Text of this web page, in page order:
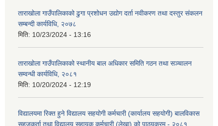
ताराखोला गाउँपालिकाको ढुगा प्रशोधन उद्योग दर्ता नवीकरण तथा दस्तुर संकलन
सम्बन्दी कार्यविधि, २०७८
मिति: 10/23/2024 - 13:16
ताराखोला गाउँपालिकाको स्थानीय बाल अधिकार समिति गठन तथा सञ्चालन
सम्वन्धी कार्यविधि, २०८१
मिति: 10/20/2024 - 12:19
विद्यालयमा रिक्त हुने विद्यालय सहयोगी कर्मचारी (कार्यालय सहयोगी) बालविकास
सहजकर्ता तथा विद्यालय सहायक कर्मचारी (लेखा) को पाठयक्रम - २०८१